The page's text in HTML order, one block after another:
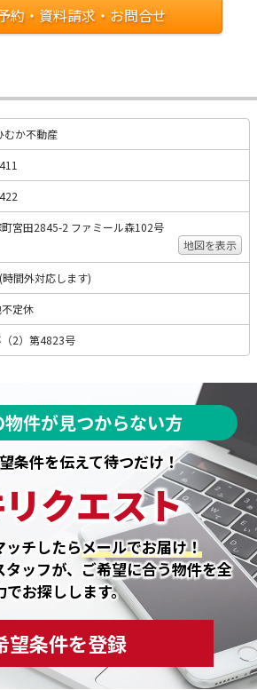
約・資料請求・お問合せ
むか不動産
宮田2845-2 ファミール森102号
地図を表示
間外対応します)
定休
2）第4823号
物件が見つからない方
条件を伝えて待つだけ！
クエスト
ッチしたらメールでお届け！
タッフが、ご希望に合う物件を全
でお探しします。
望条件を登録